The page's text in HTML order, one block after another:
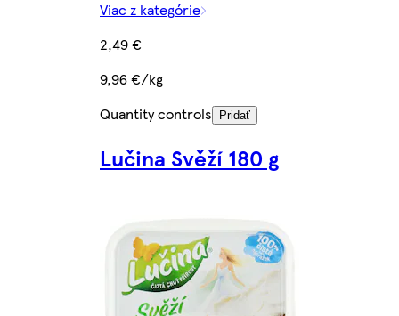
Viac z kategórie
2,49 €
9,96 €/kg
Quantity controls
Pridať
Lučina Svěží 180 g